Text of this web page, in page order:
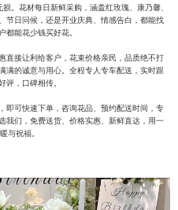
。花材每日新鲜采购，涵盖红玫瑰、康乃馨、
节日问候，还是开业庆典、情感告白，都能找
都能花少钱买好花。
直接让利给客户，花束价格亲民，品质绝不打
满的诚意与用心。全程专人专车配送，实时跟
评，口碑相传。
可快速下单，咨询花品、预约配送时间，专
我们，免费送货、价格实惠、新鲜直达，用一
与祝福。